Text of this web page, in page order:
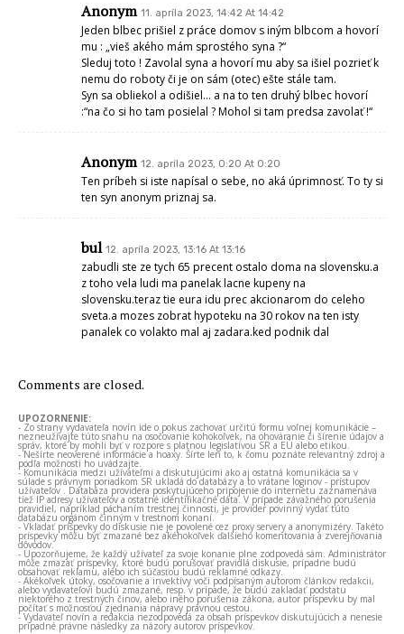
Anonym 11. apríla 2023, 14:42 At 14:42
Jeden blbec prišiel z práce domov s iným blbcom a hovorí
mu : „vieš akého mám sprostého syna ?“
Sleduj toto ! Zavolal syna a hovorí mu aby sa išiel pozrieť k
nemu do roboty či je on sám (otec) ešte stále tam.
Syn sa obliekol a odišiel… a na to ten druhý blbec hovorí
:“na čo si ho tam posielal ? Mohol si tam predsa zavolať !“
Anonym 12. apríla 2023, 0:20 At 0:20
Ten príbeh si iste napísal o sebe, no aká úprimnosť. To ty si
ten syn anonym priznaj sa.
bul 12. apríla 2023, 13:16 At 13:16
zabudli ste ze tych 65 precent ostalo doma na slovensku.a
z toho vela ludi ma panelak lacne kupeny na
slovensku.teraz tie eura idu prec akcionarom do celeho
sveta.a mozes zobrat hypoteku na 30 rokov na ten isty
panalek co volakto mal aj zadara.ked podnik dal
Comments are closed.
UPOZORNENIE:
- Zo strany vydavateľa novín ide o pokus zachovať určitú formu voľnej komunikácie –
nezneužívajte túto snahu na osočovanie kohokoľvek, na ohováranie či šírenie údajov a
správ, ktoré by mohli byť v rozpore s platnou legislatívou SR a EÚ alebo etikou.
- Nešírte neoverené informácie a hoaxy. Šírte len to, k čomu poznáte relevantný zdroj a
podľa možnosti ho uvádzajte.
- Komunikácia medzi užívateľmi a diskutujúcimi ako aj ostatná komunikácia sa v
súlade s právnym poriadkom SR ukladá do databázy a to vrátane loginov - prístupov
užívateľov . Databáza providera poskytujúceho pripojenie do internetu zaznamenáva
tiež IP adresy užívateľov a ostatné identifikačné dáta. V prípade závažného porušenia
pravidiel, napríklad páchaním trestnej činnosti, je provider povinný vydať túto
databázu orgánom činným v trestnom konaní.
- Vkladať príspevky do diskusie nie je povolené cez proxy servery a anonymizéry. Takéto
príspevky môžu byť zmazané bez akéhokoľvek ďalšieho komentovania a zverejňovania
dôvodov.
- Upozorňujeme, že každý užívateľ za svoje konanie plne zodpovedá sám. Administrátor
môže zmazať príspevky, ktoré budú porušovať pravidlá diskusie, prípadne budú
obsahovať reklamu, alebo ich súčasťou budú reklamné odkazy.
- Akékoľvek útoky, osočovanie a invektívy voči podpísaným autorom článkov redakcii,
alebo vydavateľovi budú zmazané, resp. v prípade, že budú zakladať podstatu
niektorého z trestných činov, alebo iného porušenia zákona, autor príspevku by mal
počítať s možnosťou zjednania nápravy právnou cestou.
- Vydavateľ novín a redakcia nezodpovedá za obsah príspevkov diskutujúcich a nenesie
prípadné právne následky za názory autorov príspevkov.